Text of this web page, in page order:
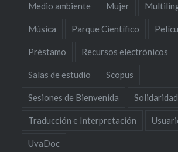
Medio ambiente Mujer
Música Parque Científico
Préstamo Recursos electrónicos
Salas de estudio Scopus
Sesiones de Bienvenida Solidaridad
Traducción e Interpretación
UvaDoc